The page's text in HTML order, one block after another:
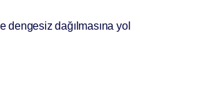
dağılmasına yol